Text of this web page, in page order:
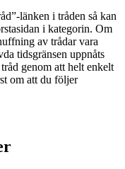
länken i tråden så kan
i kategorin. Om
av trådar vara
tidsgränsen uppnåts
genom att helt enkelt
om att du följer